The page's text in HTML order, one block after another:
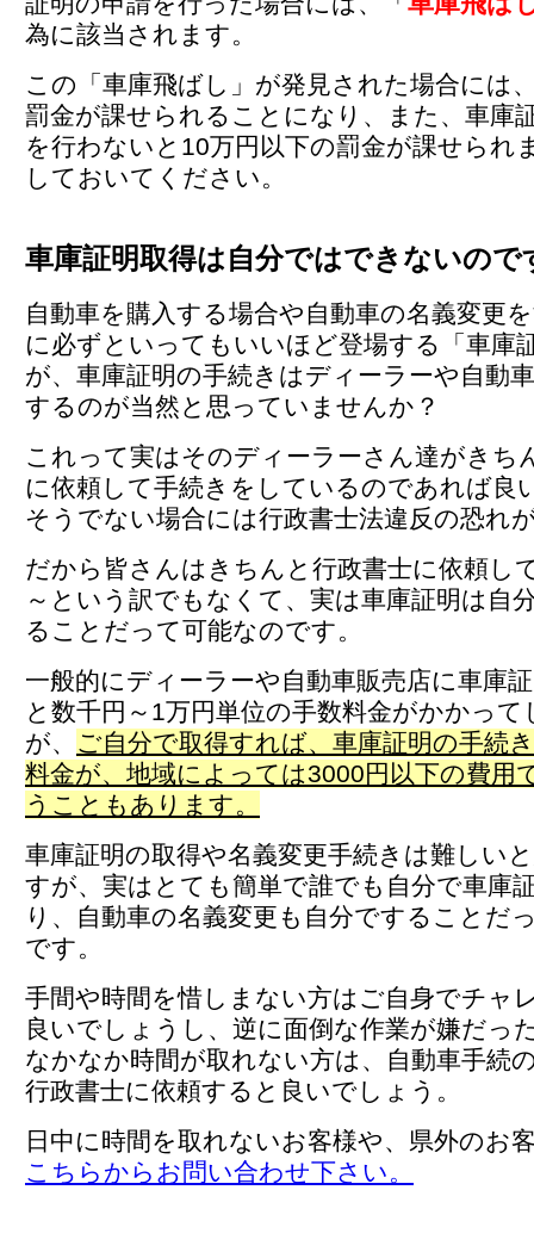
為に該当されます。
この「車庫飛ばし」が発見された場合には
罰金が課せられることになり、また、車庫
を行わないと10万円以下の罰金が課せられ
しておいてください。
車庫証明取得は自分ではできないので
自動車を購入する場合や自動車の名義変更
に必ずといってもいいほど登場する「車庫
が、車庫証明の手続きはディーラーや自動
するのが当然と思っていませんか？
これって実はそのディーラーさん達がきち
に依頼して手続きをしているのであれば良
そうでない場合には行政書士法違反の恐れ
だから皆さんはきちんと行政書士に依頼し
～という訳でもなくて、実は車庫証明は自
ることだって可能なのです。
一般的にディーラーや自動車販売店に車庫
と数千円～1万円単位の手数料金がかかっ
が、 ご自分で取得すれば、車庫証明の手続
料金が、地域によっては3000円以下の費用
うこともあります。
車庫証明の取得や名義変更手続きは難しい
すが、実はとても簡単で誰でも自分で車庫
り、自動車の名義変更も自分ですることだ
です。
手間や時間を惜しまない方はご自身でチャ
良いでしょうし、逆に面倒な作業が嫌だっ
なかなか時間が取れない方は、自動車手続
行政書士に依頼すると良いでしょう。
日中に時間を取れないお客様や、県外のお
こちらからお問い合わせ下さい。